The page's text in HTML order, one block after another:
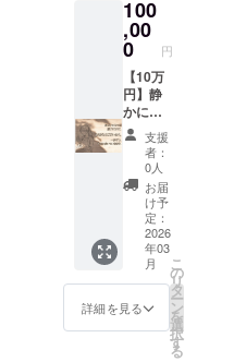
設定し
ており
ます
産体制
の整備
が順調
に進ん
だ場
合、で
きる限
り早め
にお届
けでき
るよう
努めて
まいり
ます。
体差あ
り（木
目の表
情にこ
だわっ
ていま
す）
［特別
保証］
今回
は“ガソ
リン周
辺に装
着する
パー
ツ”とい
う性質
を踏ま
レード
毎の
「仕
様」を
お選び
くださ
い ・新
品素材
に塗装
済み ・
一点ず
つ個体
差あり
（木目
の表情
にこだ
わって
いま
す）
100
,00
0 円
【10万
円】静
かに応
援す“大
人の背
中押し
プラン”
⸻
小さな
手と暮
らしな
がら、
ひとつ
ずつ、
心を込
支援
者：
0人
お届
け予
定：
2026
年03
月
詳細を見る
こ
の
リ
タ
ー
ン
を
選
択
す
る